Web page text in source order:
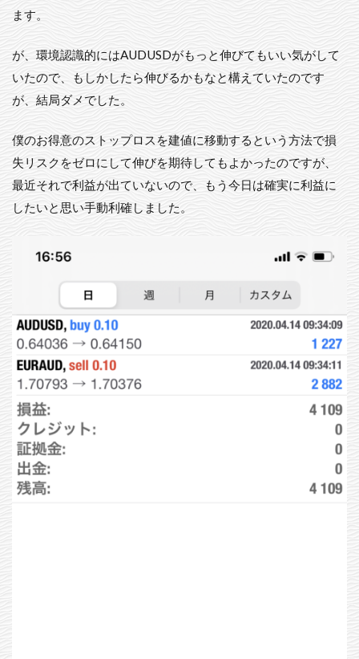
ます。
が、環境認識的にはAUDUSDがもっと伸びてもいい気がして
いたので、もしかしたら伸びるかもなと構えていたのです
が、結局ダメでした。
僕のお得意のストップロスを建値に移動するという方法で損
失リスクをゼロにして伸びを期待してもよかったのですが、
最近それで利益が出ていないので、もう今日は確実に利益に
したいと思い手動利確しました。